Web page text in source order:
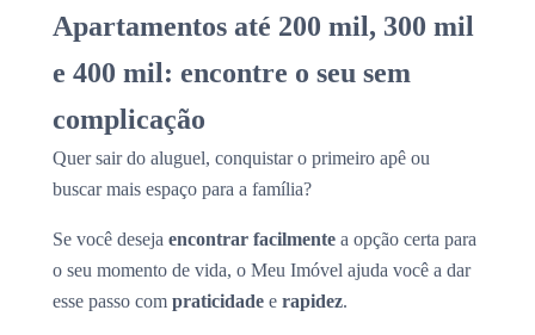
Apartamentos até 200 mil, 300 mil
e 400 mil: encontre o seu sem
complicação
Quer sair do aluguel, conquistar o primeiro apê ou
buscar mais espaço para a família?
Se você deseja encontrar facilmente a opção certa para
o seu momento de vida, o Meu Imóvel ajuda você a dar
esse passo com praticidade e rapidez.